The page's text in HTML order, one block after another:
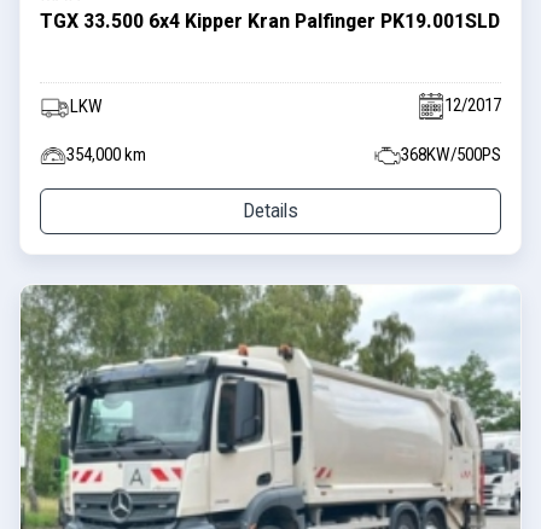
TGX 33.500 6x4 Kipper Kran Palfinger PK19.001SLD
LKW 12/2017
354,000 km 368KW/500PS
Details